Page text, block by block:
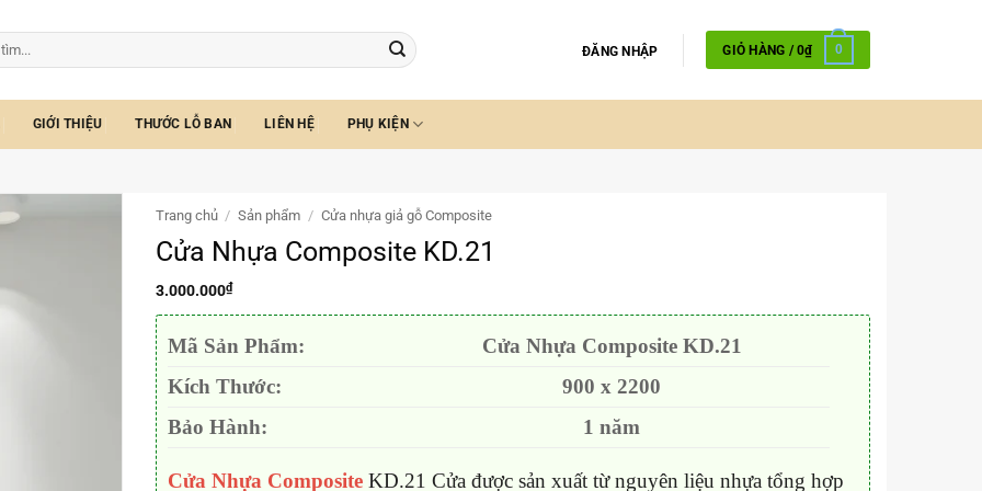
ĐĂNG NHẬP GIỎ HÀNG /0₫ 0
GIỚI THIỆU THƯỚC LỖ BAN LIÊN HỆ PHỤ KIỆN
Trang chủ / Sản phẩm / Cửa nhựa giả gỗ Composite
Cửa Nhựa Composite KD.21
3.000.000₫
Mã Sản Phẩm:
Cửa Nhựa Composite KD.21
Kích Thước:
900 x 2200
Bảo Hành:
1 năm
Cửa Nhựa Composite KD.21 Cửa được sản xuất từ nguyên liệu nhựa tổng hợp